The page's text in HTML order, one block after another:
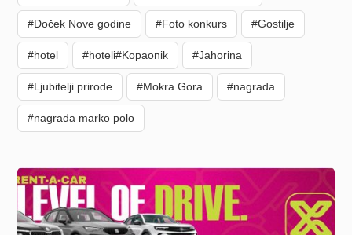
#Doček Nove godine #Foto konkurs #Gostilje
#hotel #hoteli#Kopaonik #Jahorina
#Ljubitelji prirode #Mokra Gora #nagrada
#nagrada marko polo